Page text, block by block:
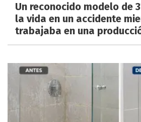
Un reconocido modelo de
la vida en un accidente
trabajaba en una